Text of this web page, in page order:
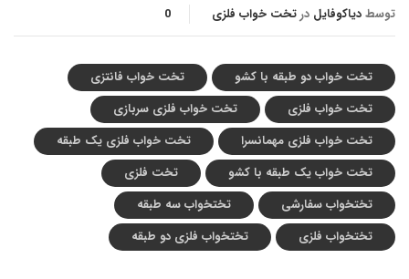
تخت خواب تک نفره فلزی تخت خواب سفارشی
توسطدیاکوفایل درتخت خواب فلزی 0
تخت خواب دو طبقه با کشو
تخت خواب فانتزی
تخت خواب فلزی
تخت خواب فلزی سربازی
تخت خواب فلزی مهمانسرا
تخت خواب فلزی یک طبقه
تخت خواب یک طبقه با کشو
تخت فلزی
تختخواب سفارشی
تختخواب سه طبقه
تختخواب فلزی
تختخواب فلزی دو طبقه